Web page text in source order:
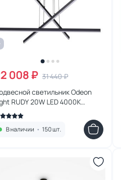
008 ₽ 31 440 ₽
светильник Odeon
RUDY 20W LED 4000К
3890/48L
В наличии • 150 шт.